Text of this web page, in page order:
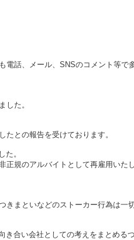
話、メール、SNSのコメント等で
した。
との報告を受けております。
た。
規のアルバイトとして再雇用い
まといなどのストーカー行為は一
合い会社としての考えをまとめる